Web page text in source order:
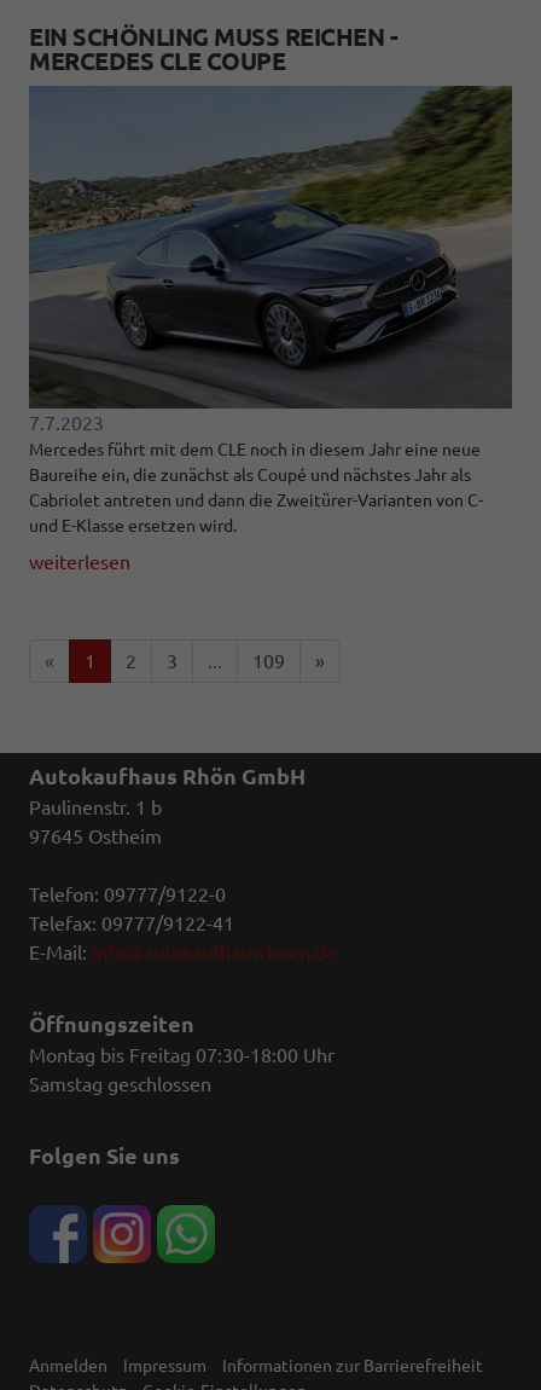
EIN SCHÖNLING MUSS REICHEN -
MERCEDES CLE COUPE
7.7.2023
Mercedes führt mit dem CLE noch in diesem Jahr eine neue
Baureihe ein, die zunächst als Coupé und nächstes Jahr als
Cabriolet antreten und dann die Zweitürer-Varianten von C-
und E-Klasse ersetzen wird.
weiterlesen
« 1 2 3 ... 109 »
Autokaufhaus Rhön GmbH
Paulinenstr. 1 b
97645 Ostheim
Telefon: 09777/9122-0
Telefax: 09777/9122-41
E-Mail: info@autokaufhausrhoen.de
Öffnungszeiten
Montag bis Freitag 07:30-18:00 Uhr
Samstag geschlossen
Folgen Sie uns
Anmelden Impressum
Informationen zur Barrierefreiheit